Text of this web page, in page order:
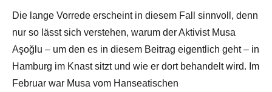
Die lange Vorrede erscheint in diesem Fall sinnvoll, denn
nur so lässt sich verstehen, warum der Aktivist Musa
Aşoğlu – um den es in diesem Beitrag eigentlich geht – in
Hamburg im Knast sitzt und wie er dort behandelt wird. Im
Februar war Musa vom Hanseatischen